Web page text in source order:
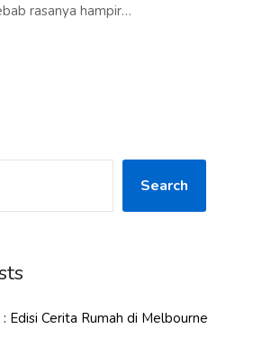
rasanya hampir…
Search
Edisi Cerita Rumah di Melbourne